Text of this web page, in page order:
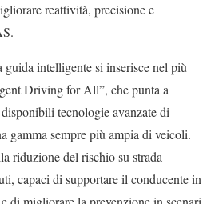
reattività, precisione e
intelligente si inserisce nel più
Driving for All”, che punta a
tecnologie avanzate di
gamma sempre più ampia di veicoli.
riduzione del rischio su strada
capaci di supportare il conducente in